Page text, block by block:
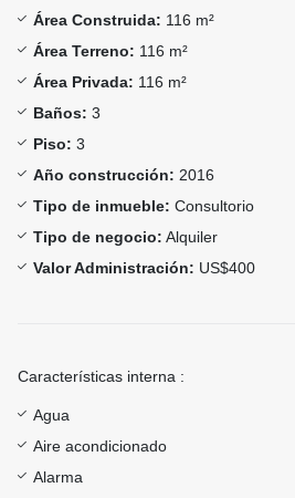
Área Construida: 116 m²
Área Terreno: 116 m²
Área Privada: 116 m²
Baños: 3
Piso: 3
Año construcción: 2016
Tipo de inmueble: Consultorio
Tipo de negocio: Alquiler
Valor Administración: US$400
Características interna :
Agua
Aire acondicionado
Alarma